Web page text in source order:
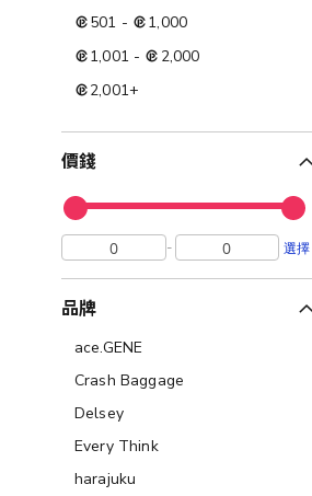
501 -
1,000
1,001 -
2,000
2,001+
價錢
- 選擇
品牌
ace.GENE
Crash Baggage
Delsey
Every Think
harajuku